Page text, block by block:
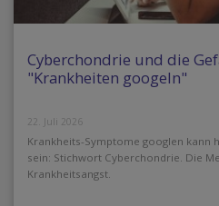
Cyberchondrie und die
"Krankheiten googeln"
22. Juli 2026
Krankheits-Symptome googlen kann
sein: Stichwort Cyberchondrie. Die
Krankheitsangst.